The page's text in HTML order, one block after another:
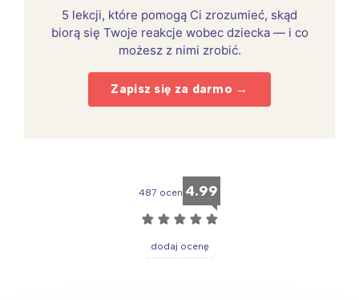
5 lekcji, które pomogą Ci zrozumieć, skąd
biorą się Twoje reakcje wobec dziecka — i co
możesz z nimi zrobić.
Zapisz się za darmo →
487 ocen 4.99
☆ ☆ ☆ ☆ ☆
dodaj ocenę